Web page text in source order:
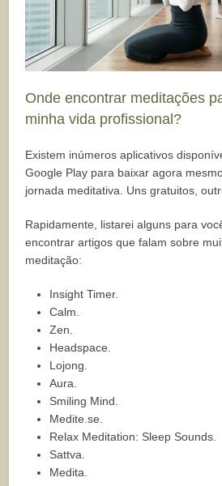
Onde encontrar meditações
minha vida profissional?
Existem inúmeros aplicativos
Google Play para baixar agora
jornada meditativa. Uns gratuitos,
Rapidamente, listarei alguns para
encontrar artigos que falam sobre
meditação:
Insight Timer.
Calm.
Zen.
Headspace.
Lojong.
Aura.
Smiling Mind.
Medite.se.
Relax Meditation: Sleep Sounds.
Sattva.
Medita.